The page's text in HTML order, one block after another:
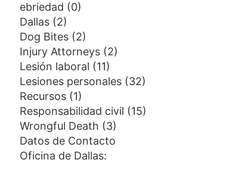
ebriedad (0)
Dallas(2)
Dog Bites(2)
Injury Attorneys(2)
Lesión laboral (11)
Lesiones personales(32)
Recursos(1)
Responsabilidad civil (15)
Wrongful Death (3)
Datos de Contacto
Oficina de Dallas: